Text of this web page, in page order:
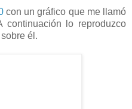
con un gráfico que me llamó
continuación lo reproduzco
él.